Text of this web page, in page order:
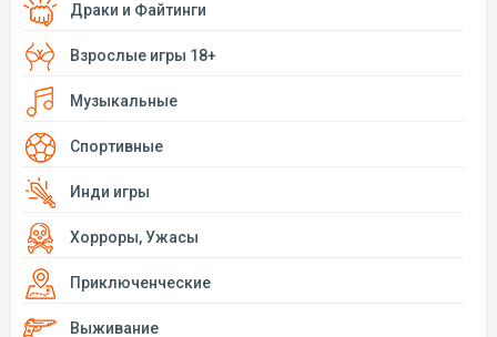
Драки и Файтинги
Взрослые игры 18+
Музыкальные
Спортивные
Инди игры
Хорроры, Ужасы
Приключенческие
Выживание